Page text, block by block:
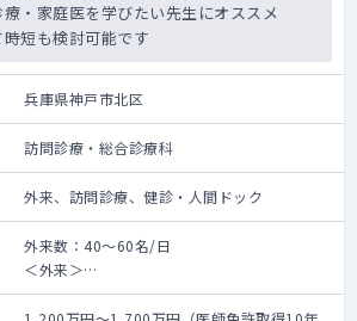
・家庭医を学びたい先生にオススメ
短も検討可能です
兵庫県神戸市北区
訪問診療・総合診療科
外来、訪問診療、健診・人間ドック
外来数：40～60名/日
＜外来＞
●外来数：40～60名/日（繁忙期120名）担
当コマ数：応相談